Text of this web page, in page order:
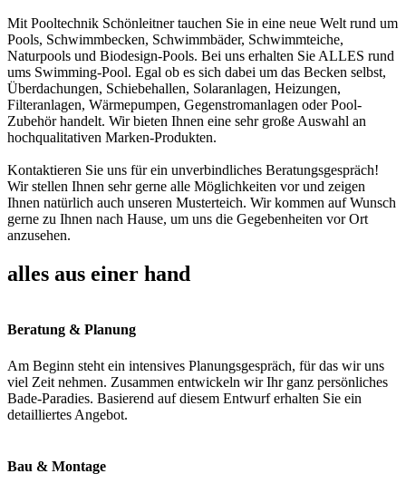
Mit Pooltechnik Schönleitner tauchen Sie in eine neue Welt rund um
Pools, Schwimmbecken, Schwimmbäder, Schwimmteiche,
Naturpools und Biodesign-Pools. Bei uns erhalten Sie ALLES rund
ums Swimming-Pool. Egal ob es sich dabei um das Becken selbst,
Überdachungen, Schiebehallen, Solaranlagen, Heizungen,
Filteranlagen, Wärmepumpen, Gegenstromanlagen oder Pool-
Zubehör handelt. Wir bieten Ihnen eine sehr große Auswahl an
hochqualitativen Marken-Produkten.
Kontaktieren Sie uns für ein unverbindliches Beratungsgespräch!
Wir stellen Ihnen sehr gerne alle Möglichkeiten vor und zeigen
Ihnen natürlich auch unseren Musterteich. Wir kommen auf Wunsch
gerne zu Ihnen nach Hause, um uns die Gegebenheiten vor Ort
anzusehen.
alles aus einer hand
Beratung & Planung
Am Beginn steht ein intensives Planungsgespräch, für das wir uns
viel Zeit nehmen. Zusammen entwickeln wir Ihr ganz persönliches
Bade-Paradies. Basierend auf diesem Entwurf erhalten Sie ein
detailliertes Angebot.
Bau & Montage